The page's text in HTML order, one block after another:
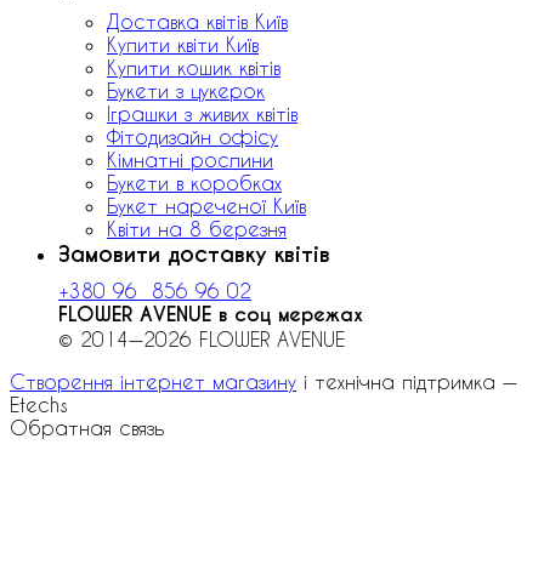
Доставка квітів Київ
Купити квіти Київ
Купити кошик квітів
Букети з цукерок
Іграшки з живих квітів
Фітодизайн офісу
Кімнатні рослини
Букети в коробках
Букет нареченої Київ
Квіти на 8 березня
Замовити доставку квітів
+380 96 856 96 02
FLOWER AVENUE в соц мережах
© 2014—2026 FLOWER AVENUE
Створення інтернет магазину і технічна підтримка —
Etechs
Обратная связь